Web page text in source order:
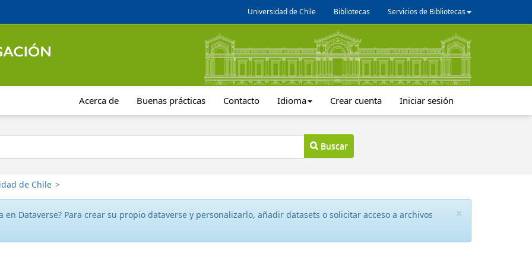
Universidad de Chile Bibliotecas Servicios de Bibliotecas
Acerca de Buenas prácticas Contacto Idioma Crear cuenta Iniciar sesión
Buscar
de Chile >
×
en Dataverse? Para crear su propio dataverse y personalizarlo, añadir datasets o solicitar acceso a archivos